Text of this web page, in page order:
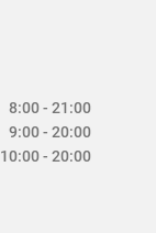
8:00 - 21:00
9:00 - 20:00
10:00 - 20:00